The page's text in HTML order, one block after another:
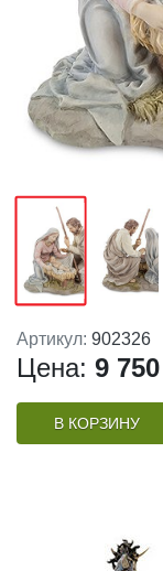
Артикул: 902326
Цена: 9 750
В КОРЗИНУ